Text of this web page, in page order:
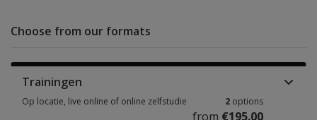
Choose from our formats
Trainingen
Op locatie, live online of online zelfstudie 2 options
from €195.00